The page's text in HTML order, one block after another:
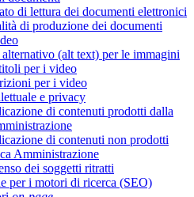
di lettura dei documenti elettronici
di produzione dei documenti
(alt text) per le immagini
per i video
per i video
e privacy
di contenuti prodotti dalla
di contenuti non prodotti
Amministrazione
dei soggetti ritratti
per i motori di ricerca (SEO)